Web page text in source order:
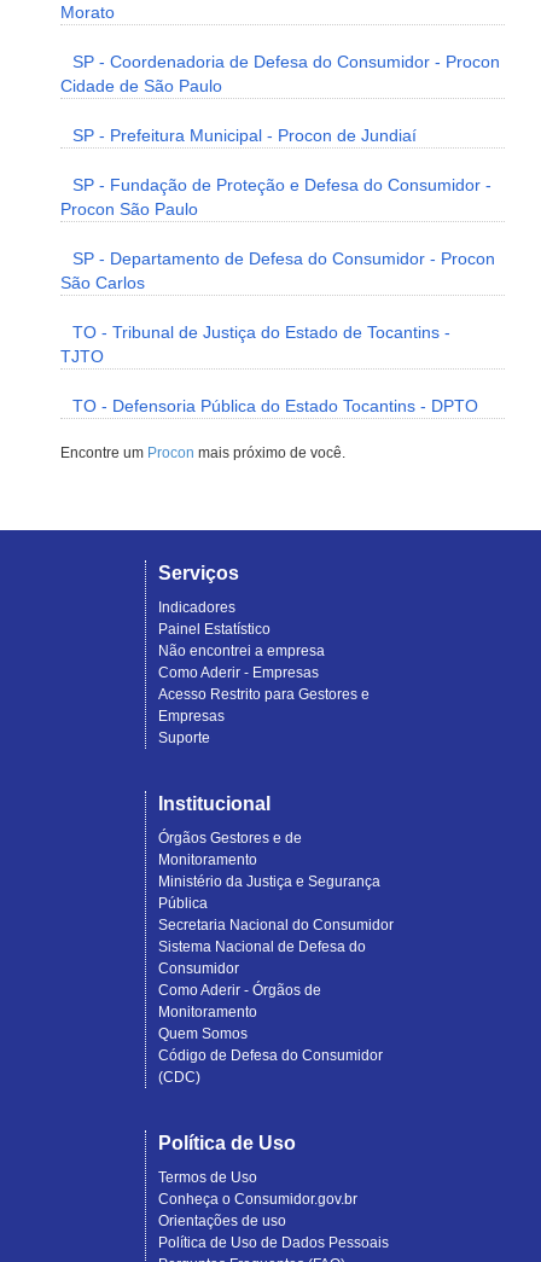
Morato
SP - Coordenadoria de Defesa do Consumidor - Procon
Cidade de São Paulo
SP - Prefeitura Municipal - Procon de Jundiaí
SP - Fundação de Proteção e Defesa do Consumidor -
Procon São Paulo
SP - Departamento de Defesa do Consumidor - Procon
São Carlos
TO - Tribunal de Justiça do Estado de Tocantins -
TJTO
TO - Defensoria Pública do Estado Tocantins - DPTO
Encontre um Procon mais próximo de você.
Serviços
Indicadores
Painel Estatístico
Não encontrei a empresa
Como Aderir - Empresas
Acesso Restrito para Gestores e
Empresas
Suporte
Institucional
Órgãos Gestores e de
Monitoramento
Ministério da Justiça e Segurança
Pública
Secretaria Nacional do Consumidor
Sistema Nacional de Defesa do
Consumidor
Como Aderir - Órgãos de
Monitoramento
Quem Somos
Código de Defesa do Consumidor
(CDC)
Política de Uso
Termos de Uso
Conheça o Consumidor.gov.br
Orientações de uso
Política de Uso de Dados Pessoais